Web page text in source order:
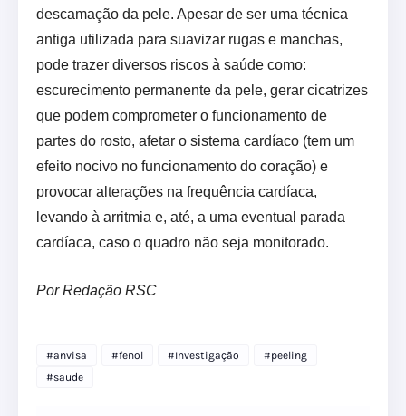
descamação da pele. Apesar de ser uma técnica
antiga utilizada para suavizar rugas e manchas,
pode trazer diversos riscos à saúde como:
escurecimento permanente da pele, gerar cicatrizes
que podem comprometer o funcionamento de
partes do rosto, afetar o sistema cardíaco (tem um
efeito nocivo no funcionamento do coração) e
provocar alterações na frequência cardíaca,
levando à arritmia e, até, a uma eventual parada
cardíaca, caso o quadro não seja monitorado.
Por Redação RSC
#anvisa #fenol #Investigação
#peeling
#saude